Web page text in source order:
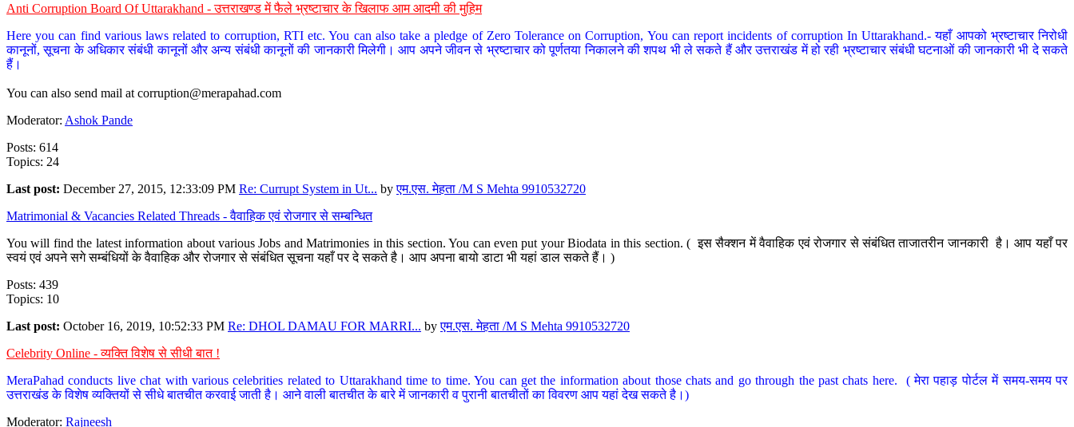
Anti Corruption Board Of Uttarakhand - उत्तराखण्ड में फैले भ्रष्टाचार के खिलाफ आम आदमी की मुहिम
Here you can find various laws related to corruption, RTI etc. You can also take a pledge of Zero Tolerance on Corruption, You can report incidents of corruption In Uttarakhand.- यहाँ आपको भ्रष्टाचार निरोधी
कानूनों, सूचना के अधिकार संबंधी कानूनों और अन्य संबंधी कानूनों की जानकारी मिलेगी। आप अपने जीवन से भ्रष्टाचार को पूर्णतया निकालने की शपथ भी ले सकते हैं और उत्तराखंड में हो रही भ्रष्टाचार संबंधी घटनाओं की जानकारी भी दे सकते
हैं।
You can also send mail at corruption@merapahad.com
Moderator: Ashok Pande
Posts: 614
Topics: 24
Last post: December 27, 2015, 12:33:09 PM Re: Currupt System in Ut... byएम.एस. मेहता /M S Mehta 9910532720
Matrimonial & Vacancies Related Threads - वैवाहिक एवं रोजगार से सम्बन्धित
You will find the latest information about various Jobs and Matrimonies in this section. You can even put your Biodata in this section. ( इस सैक्शन में वैवाहिक एवं रोजगार से संबंधित ताजातरीन जानकारी है। आप यहाँ पर
स्वयं एवं अपने सगे सम्बंधियों के वैवाहिक और रोजगार से संबंधित सूचना यहाँ पर दे सकते है। आप अपना बायो डाटा भी यहां डाल सकते हैं। )
Posts: 439
Topics: 10
Last post: October 16, 2019, 10:52:33 PM Re: DHOL DAMAU FOR MARRI... byएम.एस. मेहता /M S Mehta 9910532720
Celebrity Online - व्यक्ति विशेष से सीधी बात !
MeraPahad conducts live chat with various celebrities related to Uttarakhand time to time. You can get the information about those chats and go through the past chats here. ( मेरा पहाड़ पोर्टल में समय-समय पर
उत्तराखंड के विशेष व्यक्तियों से सीधे बातचीत करवाई जाती है। आने वाली बातचीत के बारे में जानकारी व पुरानी बातचीतों का विवरण आप यहां देख सकते है।)
Moderator: Rajneesh